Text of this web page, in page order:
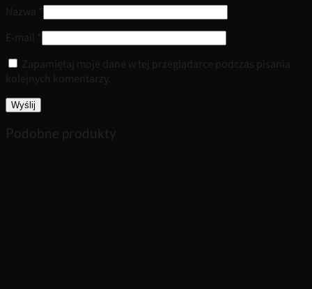
Nazwa
E-mail
Zapamiętaj moje dane w tej przeglądarce podczas pisania
kolejnych komentarzy.
Podobne produkty